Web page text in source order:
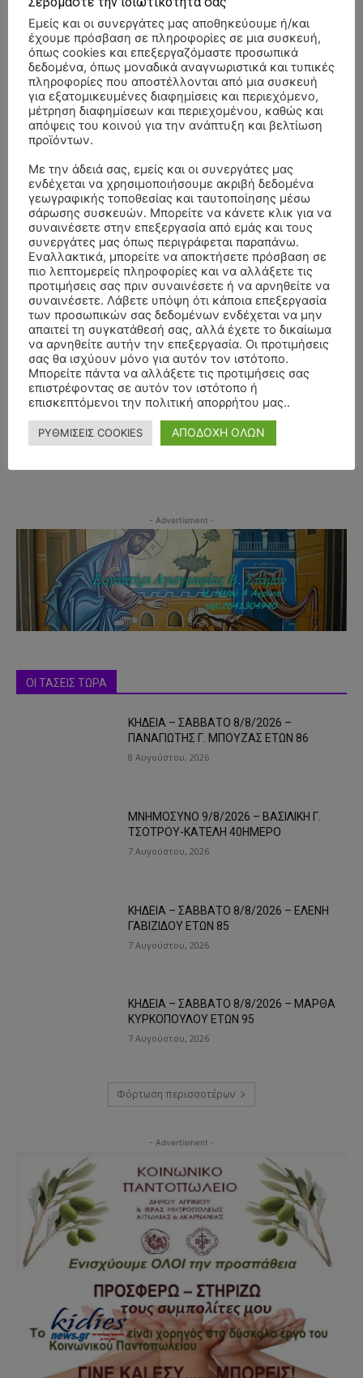
- Advertisment -
- Advertisment -
ΟΙ ΤΑΣΕΙΣ ΤΩΡΑ
ΚΗΔΕΙΑ – ΣΑΒΒΑΤΟ 8/8/2026 –
ΠΑΝΑΓΙΩΤΗΣ Γ. ΜΠΟΥΖΑΣ ΕΤΩΝ 86
8 Αυγούστου, 2026
ΜΝΗΜΟΣΥΝΟ 9/8/2026 – ΒΑΣΙΛΙΚΗ Γ.
ΤΣΟΤΡΟΥ-ΚΑΤΕΛΗ 40ΗΜΕΡΟ
7 Αυγούστου, 2026
ΚΗΔΕΙΑ – ΣΑΒΒΑΤΟ 8/8/2026 – ΕΛΕΝΗ
ΓΑΒΙΖΙΔΟΥ ΕΤΩΝ 85
7 Αυγούστου, 2026
ΚΗΔΕΙΑ – ΣΑΒΒΑΤΟ 8/8/2026 – ΜΑΡΘΑ
ΚΥΡΚΟΠΟΥΛΟΥ ΕΤΩΝ 95
7 Αυγούστου, 2026
Φόρτωση περισσοτέρων
- Advertisment -
Εμείς και οι συνεργάτες μας αποθηκεύουμε ή/και
έχουμε πρόσβαση σε πληροφορίες σε μια συσκευή,
όπως cookies και επεξεργαζόμαστε προσωπικά
δεδομένα, όπως μοναδικά αναγνωριστικά και τυπικές
πληροφορίες που αποστέλλονται από μια συσκευή
για εξατομικευμένες διαφημίσεις και περιεχόμενο,
μέτρηση διαφημίσεων και περιεχομένου, καθώς και
απόψεις του κοινού για την ανάπτυξη και βελτίωση
προϊόντων.
Με την άδειά σας, εμείς και οι συνεργάτες μας
ενδέχεται να χρησιμοποιήσουμε ακριβή δεδομένα
γεωγραφικής τοποθεσίας και ταυτοποίησης μέσω
σάρωσης συσκευών. Μπορείτε να κάνετε κλικ για να
συναινέσετε στην επεξεργασία από εμάς και τους
συνεργάτες μας όπως περιγράφεται παραπάνω.
Εναλλακτικά, μπορείτε να αποκτήσετε πρόσβαση σε
πιο λεπτομερείς πληροφορίες και να αλλάξετε τις
προτιμήσεις σας πριν συναινέσετε ή να αρνηθείτε να
συναινέσετε. Λάβετε υπόψη ότι κάποια επεξεργασία
των προσωπικών σας δεδομένων ενδέχεται να μην
απαιτεί τη συγκατάθεσή σας, αλλά έχετε το δικαίωμα
να αρνηθείτε αυτήν την επεξεργασία. Οι προτιμήσεις
σας θα ισχύουν μόνο για αυτόν τον ιστότοπο.
Μπορείτε πάντα να αλλάξετε τις προτιμήσεις σας
επιστρέφοντας σε αυτόν τον ιστότοπο ή
επισκεπτόμενοι την πολιτική απορρήτου μας..
ΡΥΘΜΙΣΕΙΣ COOKIES ΑΠΟΔΟΧΗ ΟΛΩΝ